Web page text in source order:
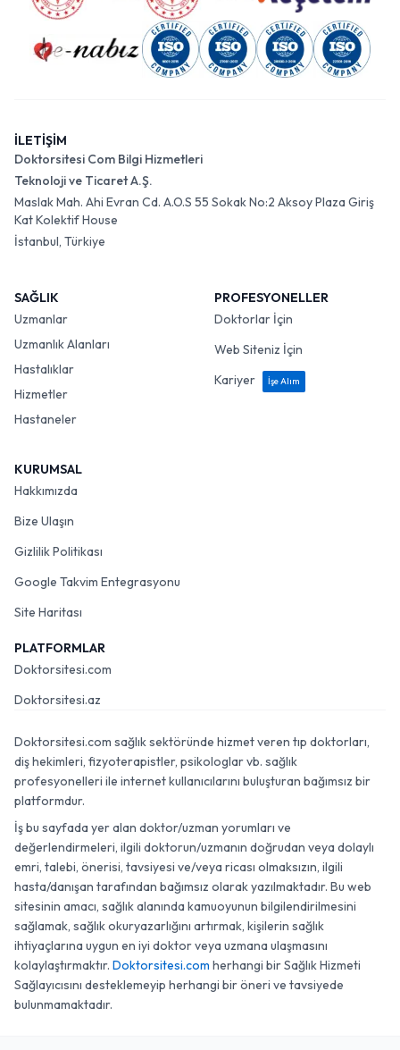
İLETİŞİM
Doktorsitesi Com Bilgi Hizmetleri
Teknoloji ve Ticaret A.Ş.
Maslak Mah. Ahi Evran Cd. A.O.S 55 Sokak No:2 Aksoy Plaza Giriş
Kat Kolektif House
İstanbul, Türkiye
SAĞLIK
Uzmanlar
Uzmanlık Alanları
Hastalıklar
Hizmetler
Hastaneler
PROFESYONELLER
Doktorlar İçin
Web Siteniz İçin
Kariyer
İşe Alım
KURUMSAL
Hakkımızda
Bize Ulaşın
Gizlilik Politikası
Google Takvim Entegrasyonu
Site Haritası
PLATFORMLAR
Doktorsitesi.com
Doktorsitesi.az
Doktorsitesi.com sağlık sektöründe hizmet veren tıp doktorları,
diş hekimleri, fizyoterapistler, psikologlar vb. sağlık
profesyonelleri ile internet kullanıcılarını buluşturan bağımsız bir
platformdur.
İş bu sayfada yer alan doktor/uzman yorumları ve
değerlendirmeleri, ilgili doktorun/uzmanın doğrudan veya dolaylı
emri, talebi, önerisi, tavsiyesi ve/veya ricası olmaksızın, ilgili
hasta/danışan tarafından bağımsız olarak yazılmaktadır. Bu web
sitesinin amacı, sağlık alanında kamuoyunun bilgilendirilmesini
sağlamak, sağlık okuryazarlığını artırmak, kişilerin sağlık
ihtiyaçlarına uygun en iyi doktor veya uzmana ulaşmasını
kolaylaştırmaktır. Doktorsitesi.com herhangi bir Sağlık Hizmeti
Sağlayıcısını desteklemeyip herhangi bir öneri ve tavsiyede
bulunmamaktadır.